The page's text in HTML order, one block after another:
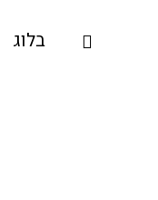
חיפוש בלוג